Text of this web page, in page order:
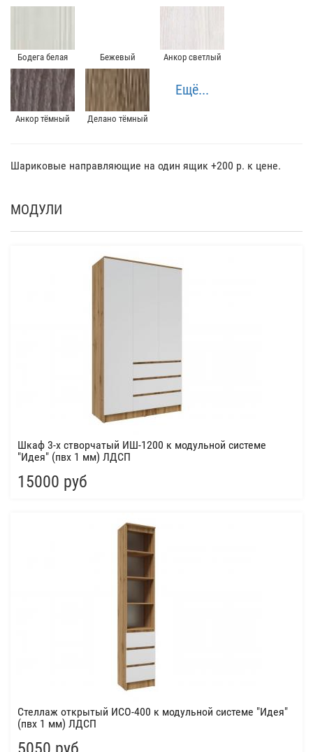
Бодега белая Бежевый Анкор светлый
Анкор тёмный Делано тёмный
Ещё...
Шариковые направляющие на один ящик +200 р. к цене.
МОДУЛИ
Шкаф 3-х створчатый ИШ-1200 к модульной системе
"Идея" (пвх 1 мм) ЛДСП
15000 руб
Стеллаж открытый ИСО-400 к модульной системе "Идея"
(пвх 1 мм) ЛДСП